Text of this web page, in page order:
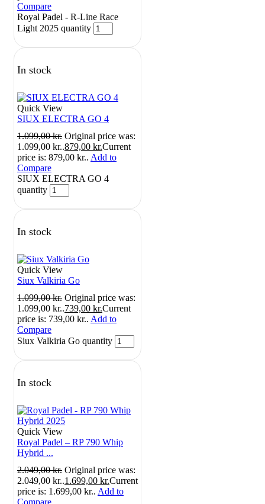
Compare
Royal Padel - R-Line Race
Light 2025 quantity
In stock
Quick View
SIUX ELECTRA GO 4
1.099,00kr. Original price was:
1.099,00 kr..879,00 kr.Current
price is: 879,00 kr.. Add to
Compare
SIUX ELECTRA GO 4
quantity
In stock
Quick View
Siux Valkiria Go
1.099,00kr. Original price was:
1.099,00 kr..739,00 kr.Current
price is: 739,00 kr.. Add to
Compare
Siux Valkiria Go quantity
In stock
Quick View
Royal Padel – RP 790 Whip
Hybrid ...
2.049,00kr. Original price was:
2.049,00 kr..1.699,00 kr.Current
price is: 1.699,00 kr.. Add to